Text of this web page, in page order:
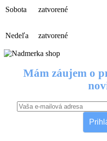
Sobota zatvorené
Nedeľa zatvorené
Mám záujem o